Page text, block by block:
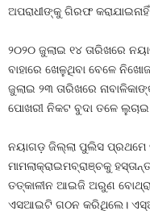
ଅପରାଧୀଙ୍କୁ ଗିରଫ
୨୦୨୦ ଜୁଲାଇ ୧୪ ତାରିଖରେ
ବାହାରେ ଖେଳୁଥିବା ବେଳେ
ଜୁଲାଇ ୨୩ ତାରିଖରେ
ପୋଖରୀ ନିକଟ ବୁଦା ତଳେ
ନୟାଗଡ଼ ଜିଲ୍ଲା ପୁଲିସ ପ୍ରଥମେ
ମାମଲାକ୍ରାଇମବ୍ରାଞ୍ଚକୁ
ତତ୍କାଳୀନ ଆଇଜି ଅରୁଣ
ଏସଆଇଟି ଗଠନ କରିଥିଲେ।